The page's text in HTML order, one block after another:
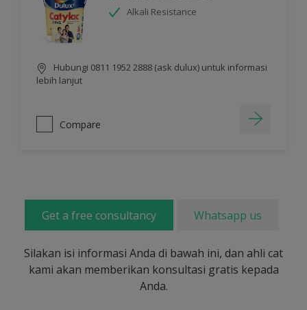
Alkali Resistance
Hubungi 0811 1952 2888 (ask dulux) untuk informasi
lebih lanjut
Compare
Get a free consultancy Whatsapp us
Silakan isi informasi Anda di bawah ini, dan ahli cat
kami akan memberikan konsultasi gratis kepada
Anda.